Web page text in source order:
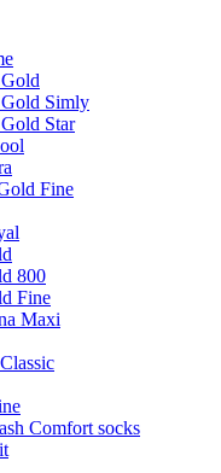
Simly
Star
Fine
800
Fine
Maxi
Comfort socks